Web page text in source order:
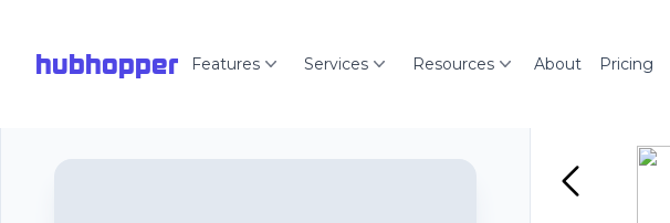
hubhopper Features Services Resources About Pricing